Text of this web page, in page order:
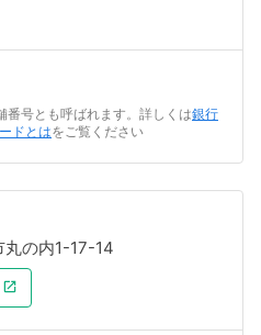
番号とも呼ばれます。詳しくは銀行
ドとはをご覧ください
丸の内1-17-14